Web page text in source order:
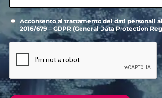
Acconsento al trattamento dei dati personali
2016/679 – GDPR (General Data Protection